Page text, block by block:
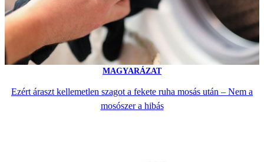
MAGYARÁZAT
Ezért áraszt kellemetlen szagot a fekete ruha mosás után – Nem a
mosószer a hibás